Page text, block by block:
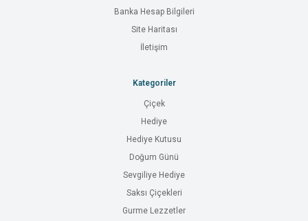
Banka Hesap Bilgileri
Site Haritası
İletişim
Kategoriler
Çiçek
Hediye
Hediye Kutusu
Doğum Günü
Sevgiliye Hediye
Saksı Çiçekleri
Gurme Lezzetler